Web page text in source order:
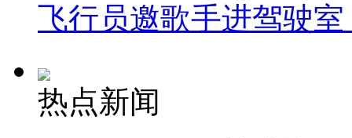
飞行员邀歌手进驾驶
热点新闻